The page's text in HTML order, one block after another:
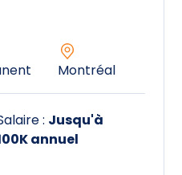
Montréal
: Jusqu'à
annuel